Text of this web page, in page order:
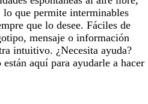
que permite interminables
que lo desee. Fáciles de
mensaje o información
intuitivo. ¿Necesita ayuda?
aquí para ayudarle a hacer